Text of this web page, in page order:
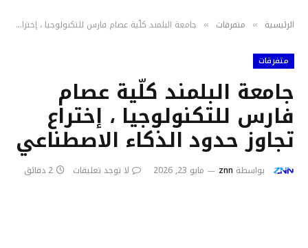
الرئيسية » متفرقات » جامعة البلمند كلّية عصام فارس للتكنولوجيا ، إختراع تجاوز حدود الذكاء الاصطناعي
متفرقات
جامعة البلمند كلّية عصام
فارس للتكنولوجيا ، إختراع
تجاوز حدود الذكاء الاصطناعي
بواسطة znn مايو 23, 2026 لا توجد تعليقات 2 دقائق